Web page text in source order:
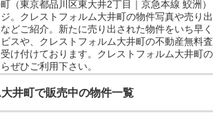
（東京都品川区東大井2丁目｜京急本線 鮫洲）
。クレストフォルム大井町の物件写真や売り出
どご紹介。新たに売り出された物件をいち早く
スや、クレストフォルム大井町の不動産無料査
け付けております。クレストフォルム大井町の
ぜひご利用下さい。
井町で販売中の物件一覧